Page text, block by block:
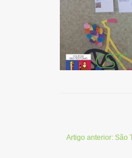
Artigo anterior: São